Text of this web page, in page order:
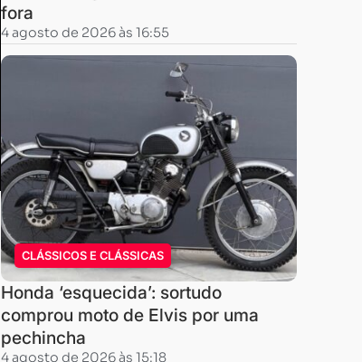
fora
4 agosto de 2026 às 16:55
CLÁSSICOS E CLÁSSICAS
Honda ‘esquecida’: sortudo
comprou moto de Elvis por uma
pechincha
4 agosto de 2026 às 15:18